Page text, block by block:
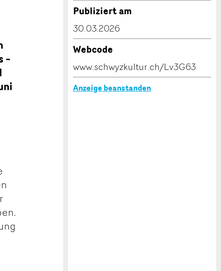
–
Publiziert am
30.03.2026
Webcode
www.schwyzkultur.ch/Lv3G63
Anzeige beanstanden